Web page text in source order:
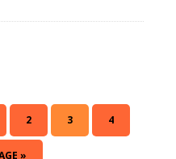
PAGE
2 PAGE
3 PAGE
4
»